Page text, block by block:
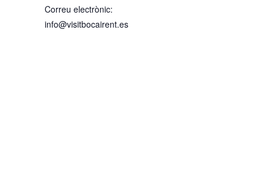
Correu electrònic:
info@visitbocairent.es